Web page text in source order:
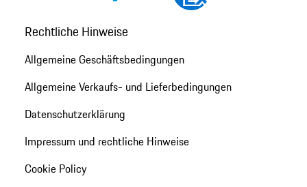
Rechtliche Hinweise
Allgemeine Geschäftsbedingungen
Allgemeine Verkaufs- und Lieferbedingungen
Datenschutzerklärung
Impressum und rechtliche Hinweise
Cookie Policy